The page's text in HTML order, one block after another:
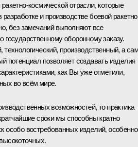
космической отрасли, которые
и производстве боевой
без замечаний выполняют все
государственному оборонному заказу.
технологический, производственный, а
потенциал позволяет создавать изделия
как Вы уже отметили,
во всём мире.
возможностей, то практика
сроки мы способны кратно
особо востребованных изделий, особенно